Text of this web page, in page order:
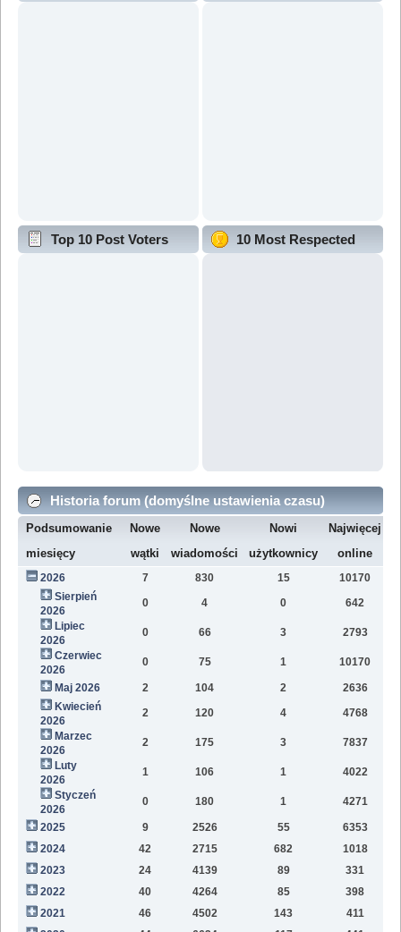
Top 10 Post Voters 10 Most Respected
Historia forum (domyślne ustawienia czasu)
Podsumowanie
miesięcy
Nowe
wątki
Nowe
wiadomości
Nowi
użytkownicy
Najwięcej
online
2026 7 830 15 10170
Sierpień
2026
0 4 0 642
Lipiec
2026
0 66 3 2793
Czerwiec
2026
0 75 1 10170
Maj 2026 2 104 2 2636
Kwiecień
2026
2 120 4 4768
Marzec
2026
2 175 3 7837
Luty
2026
1 106 1 4022
Styczeń
2026
0 180 1 4271
2025 9 2526 55 6353
2024
42 2715 682 1018
2023
24 4139 89 331
2022
40 4264 85 398
2021
46 4502 143 411